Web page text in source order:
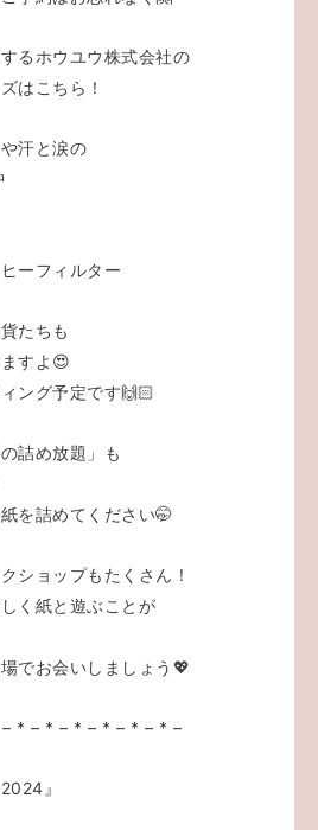
るホウユウ株式会社の
はこちら！
汗と涙の
ーフィルター
たちも
すよ😍
ング予定です🙌🏻
詰め放題」も
を詰めてください🤭
ショップもたくさん！
く紙と遊ぶことが
でお会いしましょう💖
* – * – * – * – * – * –
』